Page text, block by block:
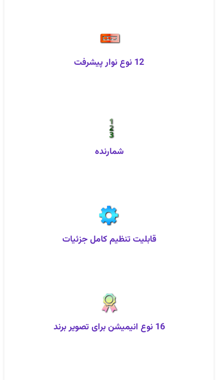
12 نوع نوار پیشرفت
شمارنده
قابلیت تنظیم کامل جزئیات
16 نوع انیمیشن برای تصویر برند